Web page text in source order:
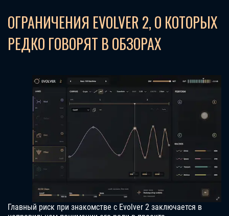
ОГРАНИЧЕНИЯ EVOLVER 2, О КОТОРЫХ
РЕДКО ГОВОРЯТ В ОБЗОРАХ
Главный риск при знакомстве с Evolver 2 заключается в